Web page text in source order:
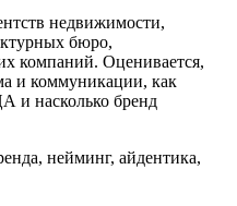
недвижимости,
бюро,
компаний. Оценивается,
и коммуникации, как
и насколько бренд
нейминг, айдентика,